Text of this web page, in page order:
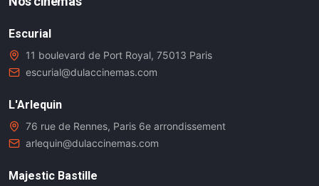
Escurial
11 boulevard de Port Royal, 75013 Paris
escurial@dulaccinemas.com
L'Arlequin
76 rue de Rennes, Paris 6e arrondissement
arlequin@dulaccinemas.com
Majestic Bastille